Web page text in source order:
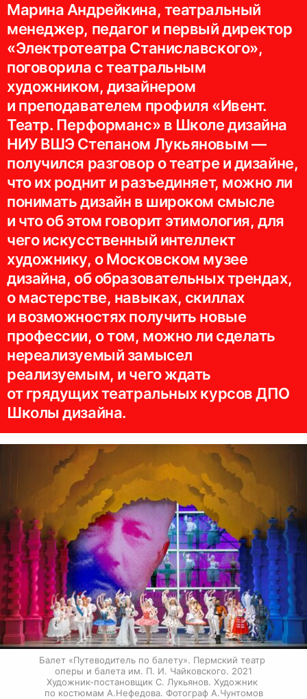
Марина Андрейкина, театральный
менеджер, педагог и первый директор
«Электротеатра Станиславского»,
поговорила с театральным
художником, дизайнером
и преподавателем профиля «Ивент.
Театр. Перформанс» в Школе дизайна
НИУ ВШЭ Степаном Лукьяновым —
получился разговор о театре и дизайне,
что их роднит и разъединяет, можно ли
понимать дизайн в широком смысле
и что об этом говорит этимология, для
чего искусственный интеллект
художнику, о Московском музее
дизайна, об образовательных трендах,
о мастерстве, навыках, скиллах
и возможностях получить новые
профессии, о том, можно ли сделать
нереализуемый замысел
реализуемым, и чего ждать
от грядущих театральных курсов ДПО
Школы дизайна.
Балет «Путеводитель по балету». Пермский театр
оперы и балета им. П. И. Чайковского. 2021
Художник-постановщик С. Лукьянов. Художник
по костюмам А.Нефедова. Фотограф А.Чунтомов